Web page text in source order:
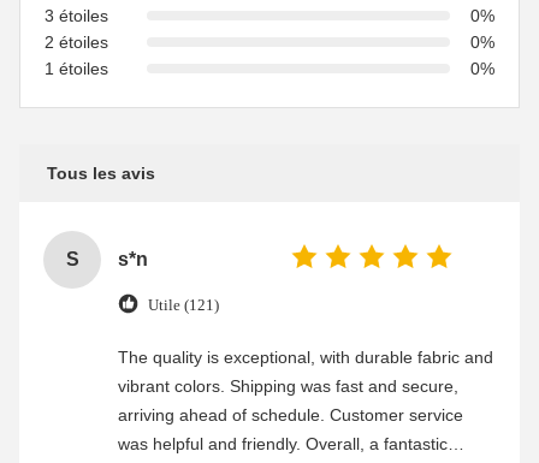
3 étoiles
0%
2 étoiles
0%
1 étoiles
0%
Tous les avis
S s*n
Utile (121)
The quality is exceptional, with durable fabric and
vibrant colors. Shipping was fast and secure,
arriving ahead of schedule. Customer service
was helpful and friendly. Overall, a fantastic